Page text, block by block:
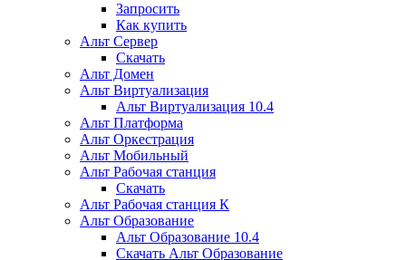
Запросить
Как купить
Альт Сервер
Скачать
Альт Домен
Альт Виртуализация
Альт Виртуализация 10.4
Альт Платформа
Альт Оркестрация
Альт Мобильный
Альт Рабочая станция
Скачать
Альт Рабочая станция К
Альт Образование
Альт Образование 10.4
Скачать Альт Образование